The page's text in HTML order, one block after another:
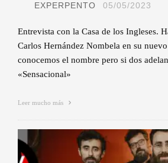
EXPERPENTO 05/05/2023
Entrevista con la Casa de los Ingleses.
Carlos Hernández Nombela en su
conocemos el nombre pero si dos
«Sensacional»
Leer mucho más